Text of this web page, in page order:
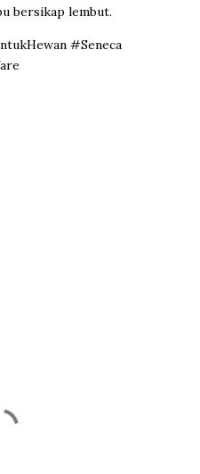
bersikap lembut.
#Seneca